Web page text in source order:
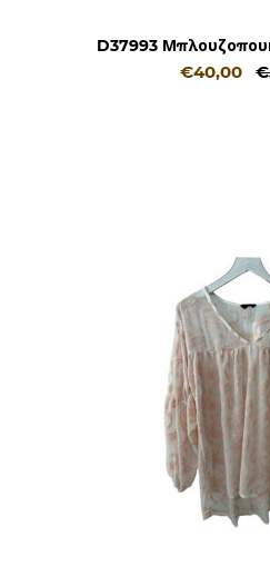
D37993
€40,00